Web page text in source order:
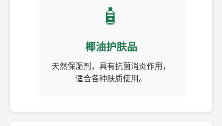
🧴
椰油护肤品
天然保湿剂，具有抗菌消炎作用，
适合各种肤质使用。